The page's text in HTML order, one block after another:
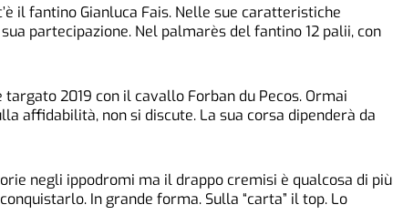
il fantino Gianluca Fais. Nelle sue caratteristiche
partecipazione. Nel palmarès del fantino 12 palii, con
2019 con il cavallo Forban du Pecos. Ormai
affidabilità, non si discute. La sua corsa dipenderà da
negli ippodromi ma il drappo cremisi è qualcosa di più
In grande forma. Sulla “carta” il top. Lo